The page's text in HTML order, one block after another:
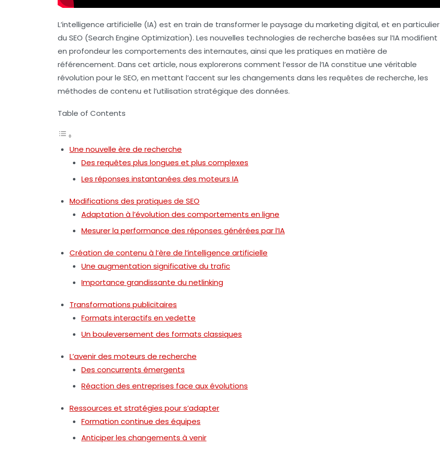
L’intelligence artificielle (IA) est en train de transformer le paysage du marketing digital, et en particulier
du SEO (Search Engine Optimization). Les nouvelles technologies de recherche basées sur l’IA modifient
en profondeur les comportements des internautes, ainsi que les pratiques en matière de
référencement. Dans cet article, nous explorerons comment l’essor de l’IA constitue une véritable
révolution pour le SEO, en mettant l’accent sur les changements dans les requêtes de recherche, les
méthodes de contenu et l’utilisation stratégique des données.
Table of Contents
Une nouvelle ère de recherche
Des requêtes plus longues et plus complexes
Les réponses instantanées des moteurs IA
Modifications des pratiques de SEO
Adaptation à l’évolution des comportements en ligne
Mesurer la performance des réponses générées par l’IA
Création de contenu à l’ère de l’intelligence artificielle
Une augmentation significative du trafic
Importance grandissante du netlinking
Transformations publicitaires
Formats interactifs en vedette
Un bouleversement des formats classiques
L’avenir des moteurs de recherche
Des concurrents émergents
Réaction des entreprises face aux évolutions
Ressources et stratégies pour s’adapter
Formation continue des équipes
Anticiper les changements à venir